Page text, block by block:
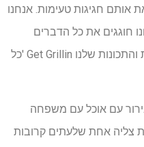
חגיגות טעימות. אנחנו
חוגגים את כל הדברים
הקשורים למנגל עם סדרת החדשות והתכונות שלנו Get Grillin 'כל
עם אוכל עם משפחה
צליה אחת שלעתים קרובות